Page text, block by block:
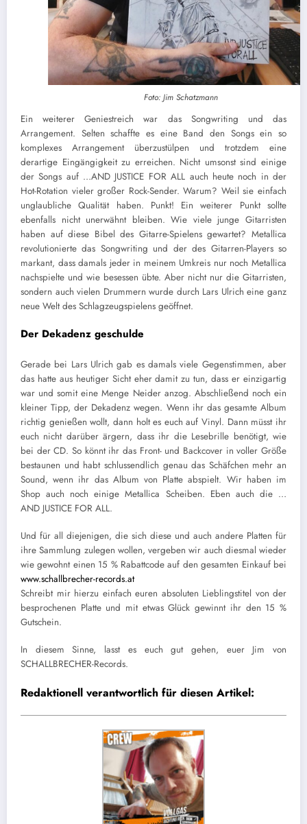
Foto: Jim Schatzmann
Ein weiterer Geniestreich war das Songwriting und das
Arrangement. Selten schaffte es eine Band den Songs ein so
komplexes Arrangement überzustülpen und trotzdem eine
derartige Eingängigkeit zu erreichen. Nicht umsonst sind einige
der Songs auf …AND JUSTICE FOR ALL auch heute noch in der
Hot-Rotation vieler großer Rock-Sender. Warum? Weil sie einfach
unglaubliche Qualität haben. Punkt! Ein weiterer Punkt sollte
ebenfalls nicht unerwähnt bleiben. Wie viele junge Gitarristen
haben auf diese Bibel des Gitarre-Spielens gewartet? Metallica
revolutionierte das Songwriting und der des Gitarren-Players so
markant, dass damals jeder in meinem Umkreis nur noch Metallica
nachspielte und wie besessen übte. Aber nicht nur die Gitarristen,
sondern auch vielen Drummern wurde durch Lars Ulrich eine ganz
neue Welt des Schlagzeugspielens geöffnet.
Der Dekadenz geschulde
Gerade bei Lars Ulrich gab es damals viele Gegenstimmen, aber
das hatte aus heutiger Sicht eher damit zu tun, dass er einzigartig
war und somit eine Menge Neider anzog. Abschließend noch ein
kleiner Tipp, der Dekadenz wegen. Wenn ihr das gesamte Album
richtig genießen wollt, dann holt es euch auf Vinyl. Dann müsst ihr
euch nicht darüber ärgern, dass ihr die Lesebrille benötigt, wie
bei der CD. So könnt ihr das Front- und Backcover in voller Größe
bestaunen und habt schlussendlich genau das Schäfchen mehr an
Sound, wenn ihr das Album von Platte abspielt. Wir haben im
Shop auch noch einige Metallica Scheiben. Eben auch die …
AND JUSTICE FOR ALL.
Und für all diejenigen, die sich diese und auch andere Platten für
ihre Sammlung zulegen wollen, vergeben wir auch diesmal wieder
wie gewohnt einen 15 % Rabattcode auf den gesamten Einkauf bei
www.schallbrecher-records.at
Schreibt mir hierzu einfach euren absoluten Lieblingstitel von der
besprochenen Platte und mit etwas Glück gewinnt ihr den 15 %
Gutschein.
In diesem Sinne, lasst es euch gut gehen, euer Jim von
SCHALLBRECHER-Records.
Redaktionell verantwortlich für diesen Artikel: